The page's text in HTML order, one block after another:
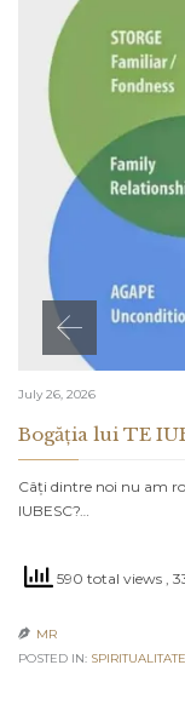
July 26, 2026
Bogăția lui TE
Câți dintre noi nu am
IUBESC?…
590 total views ,
 MR
POSTED IN: SPIRITUALITATE